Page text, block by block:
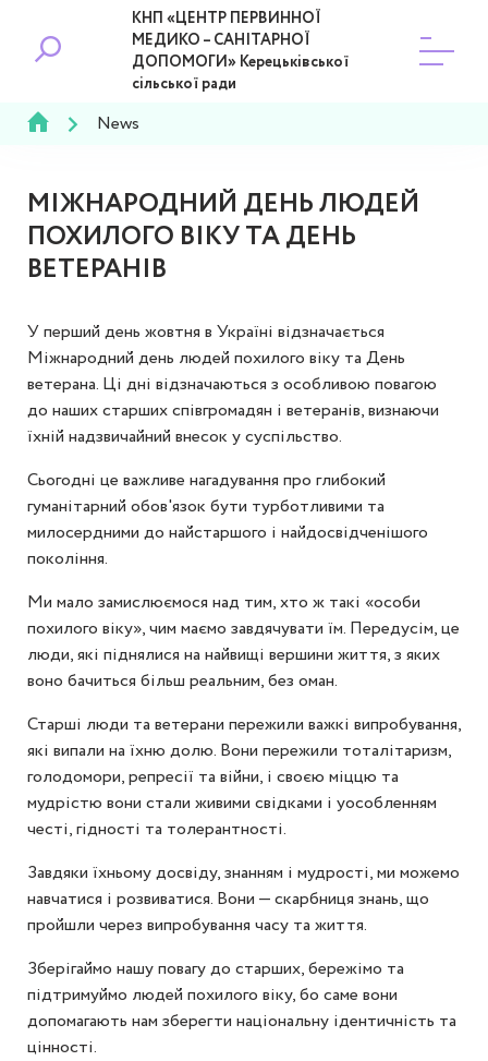
КНП «ЦЕНТР ПЕРВИННОЇ
МЕДИКО – САНІТАРНОЇ
ДОПОМОГИ» Керецьківської
сільської ради
News
МІЖНАРОДНИЙ ДЕНЬ ЛЮДЕЙ
ПОХИЛОГО ВІКУ ТА ДЕНЬ
ВЕТЕРАНІВ
У перший день жовтня в Україні відзначається
Міжнародний день людей похилого віку та День
ветерана. Ці дні відзначаються з особливою повагою
до наших старших співгромадян і ветеранів, визнаючи
їхній надзвичайний внесок у суспільство.
Сьогодні це важливе нагадування про глибокий
гуманітарний обов'язок бути турботливими та
милосердними до найстаршого і найдосвідченішого
покоління.
Ми мало замислюємося над тим, хто ж такі «особи
похилого віку», чим маємо завдячувати їм. Передусім, це
люди, які піднялися на найвищі вершини життя, з яких
воно бачиться більш реальним, без оман.
Старші люди та ветерани пережили важкі випробування,
які випали на їхню долю. Вони пережили тоталітаризм,
голодомори, репресії та війни, і своєю міццю та
мудрістю вони стали живими свідками і уособленням
честі, гідності та толерантності.
Завдяки їхньому досвіду, знанням і мудрості, ми можемо
навчатися і розвиватися. Вони — скарбниця знань, що
пройшли через випробування часу та життя.
Зберігаймо нашу повагу до старших, бережімо та
підтримуймо людей похилого віку, бо саме вони
допомагають нам зберегти національну ідентичність та
цінності.